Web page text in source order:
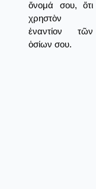
ὄνομά σου, ὅτι
χρηστὸν
ἐναντίον τῶν
ὁσίων σου.